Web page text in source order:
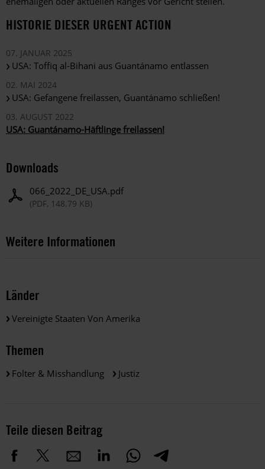
HISTORIE DIESER URGENT ACTION
07. JANUAR 2025
USA: Toffiq al-Bihani aus Guantánamo entlassen
02. MAI 2024
USA: Gefangene freilassen, Guantánamo schließen!
03. AUGUST 2022
USA: Guantánamo-Häftlinge freilassen!
Downloads
066_2022_DE_USA.pdf
(PDF, 148.79 KB)
Weitere Informationen
Länder
Vereinigte Staaten Von Amerika
Themen
Folter & Misshandlung Justiz
Teile diesen Beitrag